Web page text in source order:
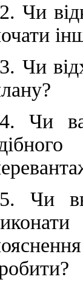
2. Чи
3. Чи
4. Чи
5. Чи